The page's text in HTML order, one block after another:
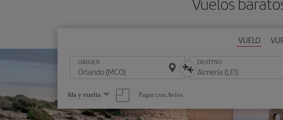
VUELO
ORIGEN DESTINO
Seleccione
una
opción
Ida y vuelta Pagar con Avios